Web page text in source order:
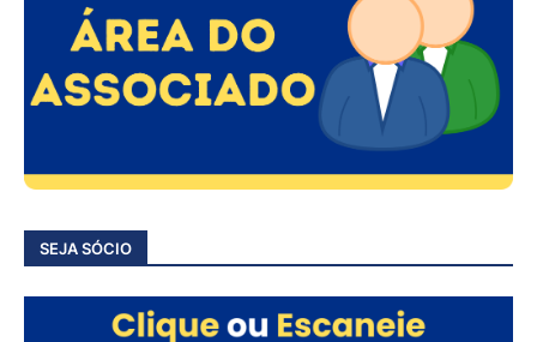
SEJA SÓCIO